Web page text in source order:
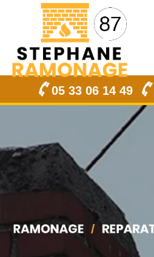
05 33 06 14 49